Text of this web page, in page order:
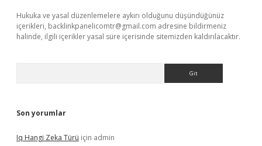
Hukuka ve yasal düzenlemelere aykırı olduğunu düşündüğünüz
içerikleri, backlinkpanelicomtr@gmail.com adresine bildirmeniz
halinde, ilgili içerikler yasal süre içerisinde sitemizden kaldırılacaktır.
Son yorumlar
Iq Hangi Zeka Türü için admin